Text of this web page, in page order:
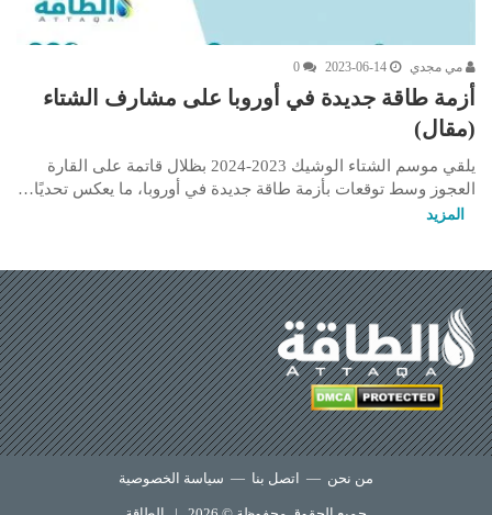
مي مجدي 2023-06-14
0
أزمة طاقة جديدة في أوروبا على مشارف الشتاء
(مقال)
يلقي موسم الشتاء الوشيك 2023-2024 بظلال قاتمة على القارة
العجوز وسط توقعات بأزمة طاقة جديدة في أوروبا، ما يعكس تحديًا…
المزيد
من نحن — اتصل بنا — سياسة الخصوصية